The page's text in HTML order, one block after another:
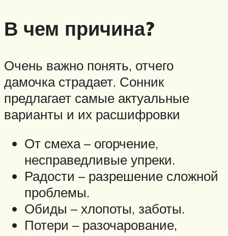
В чем причина?
Очень важно понять, отчего
дамочка страдает. Сонник
предлагает самые актуальные
варианты и их расшифровки
От смеха – огорчение,
несправедливые упреки.
Радости – разрешение сложной
проблемы.
Обиды – хлопоты, заботы.
Потери – разочарование,